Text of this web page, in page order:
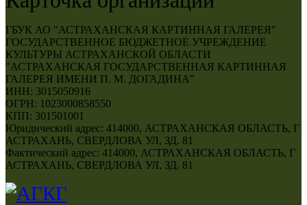
ГБУК АО "АСТРАХАНСКАЯ КАРТИННАЯ ГАЛЕРЕЯ"
ГОСУДАРСТВЕННОЕ БЮДЖЕТНОЕ УЧРЕЖДЕНИЕ
КУЛЬТУРЫ АСТРАХАНСКОЙ ОБЛАСТИ
"АСТРАХАНСКАЯ ГОСУДАРСТВЕННАЯ КАРТИННАЯ
ГАЛЕРЕЯ ИМЕНИ П. М. ДОГАДИНА"
ИНН: 3015050916
ОГРН: 1023000858550
КПП: 301501001
Юридический адрес: 414000, АСТРАХАНСКАЯ ОБЛАСТЬ, Г
АСТРАХАНЬ, СВЕРДЛОВА УЛ, ЗД. 81
Фактический адрес: 414000, АСТРАХАНСКАЯ ОБЛАСТЬ, Г
АСТРАХАНЬ, СВЕРДЛОВА УЛ, ЗД. 81